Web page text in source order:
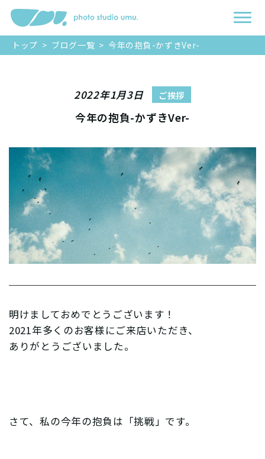
トップ > ブログ一覧 > 今年の抱負-かずきVer-
2022年1月3日 ご挨拶
今年の抱負-かずきVer-
明けましておめでとうございます！
2021年多くのお客様にご来店いただき、
ありがとうございました。
さて、私の今年の抱負は「挑戦」です。